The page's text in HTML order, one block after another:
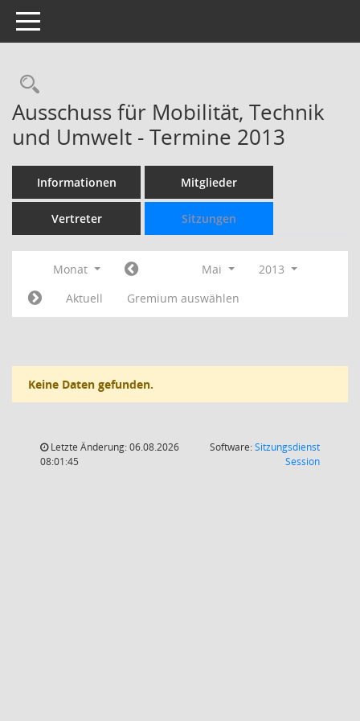
Toggle navigation
Rechercheauswahl
Ausschuss für Mobilität, Technik
und Umwelt - Termine 2013
Informationen Mitglieder
Vertreter Sitzungen
Monat Mai
2013
Aktuell
Gremium auswählen
Keine Daten gefunden.
Letzte Änderung: 06.08.2026
08:01:45
Software:Sitzungsdienst
Session(Wird in